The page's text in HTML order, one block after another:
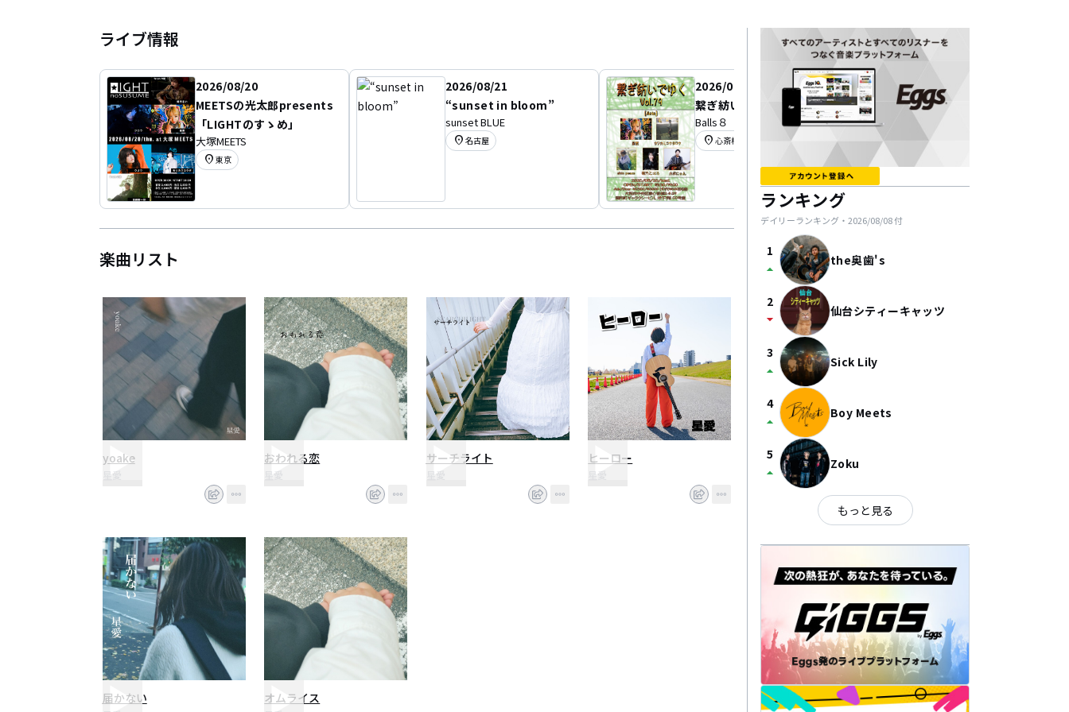
ライブ情報
2026/08/20
MEETSの光太郎presents
「LIGHTのすゝめ」
大塚MEETS
location_on 東京
2026/08/21
“sunset in bloom”
sunset BLUE
location_on 名古屋
2026/08/26
繋ぎ紡いでゆくvol.79
Balls８
location_on 心斎橋
2026/09/18
星愛弾き語り東名阪ワ
楽曲リスト
yoake
星愛
おわれる恋
星愛
サーチライト
星愛
ヒーロー
星愛
届かない オムライス
ランキング
デイリーランキング・ 2026/08/08付
1
arrow_drop_up the奥歯's
2
arrow_drop_down 仙台シティーキャッツ
3
arrow_drop_up Sick Lily
4
arrow_drop_up Boy Meets
5
arrow_drop_up Zoku
もっと見る